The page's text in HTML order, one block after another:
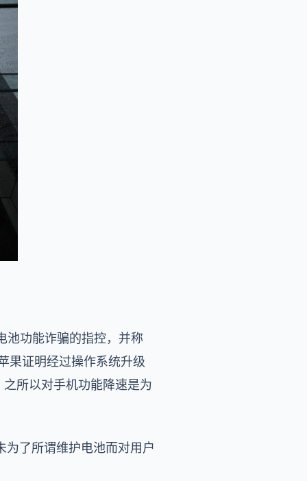
池功能诈骗的指控，并称
果证明经过操作系统升级
所以对手机功能降速是为
了所谓维护电池而对用户